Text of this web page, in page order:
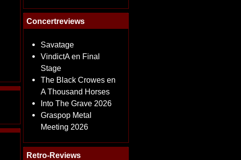
Concertreviews
Savatage
VindictA en Final
Stage
The Black Crowes en
A Thousand Horses
Into The Grave 2026
Graspop Metal
Meeting 2026
Retro-Reviews